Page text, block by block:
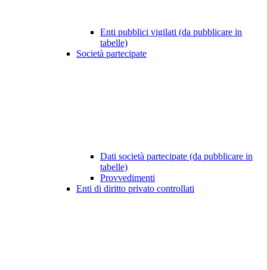
Enti pubblici vigilati (da pubblicare in
tabelle)
Società partecipate
Dati società partecipate (da pubblicare in
tabelle)
Provvedimenti
Enti di diritto privato controllati